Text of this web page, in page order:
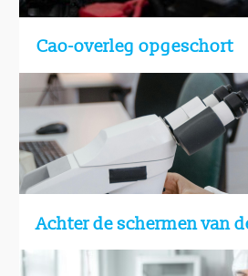
Cao-overleg opgeschort
Achter de schermen van